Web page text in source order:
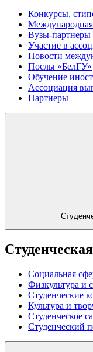
Конкурсы,
Международная
Вузы-партнеры
Участие в
Новости
Послы «БелГУ»
Обучение
Ассоциация
Партнеры
Социальная
Физкультура и
Студенческие
Культура и
Студенческое
Студенческий